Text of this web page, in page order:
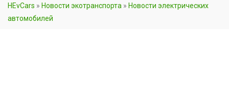
HEvCars » Новости экотранспорта » Новости электрических
автомобилей